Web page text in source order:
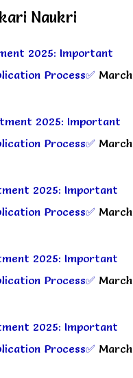
Naukri
2025: Important
Process✅ March
2025: Important
Process✅ March
2025: Important
Process✅ March
2025: Important
Process✅ March
2025: Important
Process✅ March